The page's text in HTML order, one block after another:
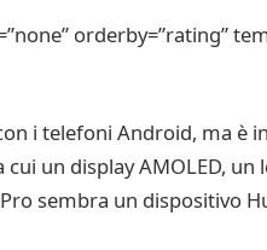
orderby=”rating”
i telefoni Android, ma è
un display AMOLED,
sembra un dispositivo